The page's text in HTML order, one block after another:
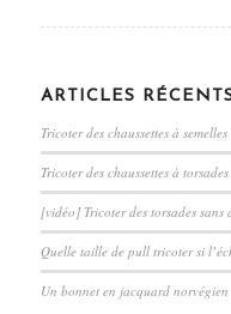
ARTICLES
Tricoter des chaussettes à
Tricoter des chaussettes à
[vidéo] Tricoter des torsades
Quelle taille de pull tricoter si
Un bonnet en jacquard norvégien